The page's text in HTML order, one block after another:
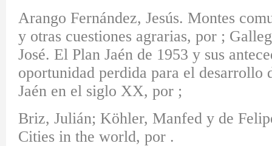
Arango Fernández, Jesús. Montes
y otras cuestiones agrarias, por ;
José. El Plan Jaén de 1953 y sus
oportunidad perdida para el desarrollo
Jaén en el siglo XX, por ;
Briz, Julián; Köhler, Manfed y de
Cities in the world, por .